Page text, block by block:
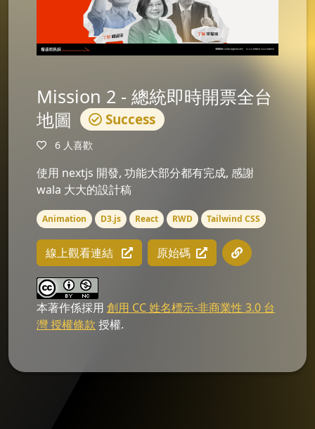
Mission 2 - 總統即時開票全台
地圖
Success
6 人喜歡
使用 nextjs 開發, 功能大部分都有完成, 感謝
wala 大大的設計稿
Animation D3.js React RWD Tailwind CSS
線上觀看連結 原始碼
本著作係採用 創用 CC 姓名標示-非商業性 3.0 台
灣 授權條款 授權.